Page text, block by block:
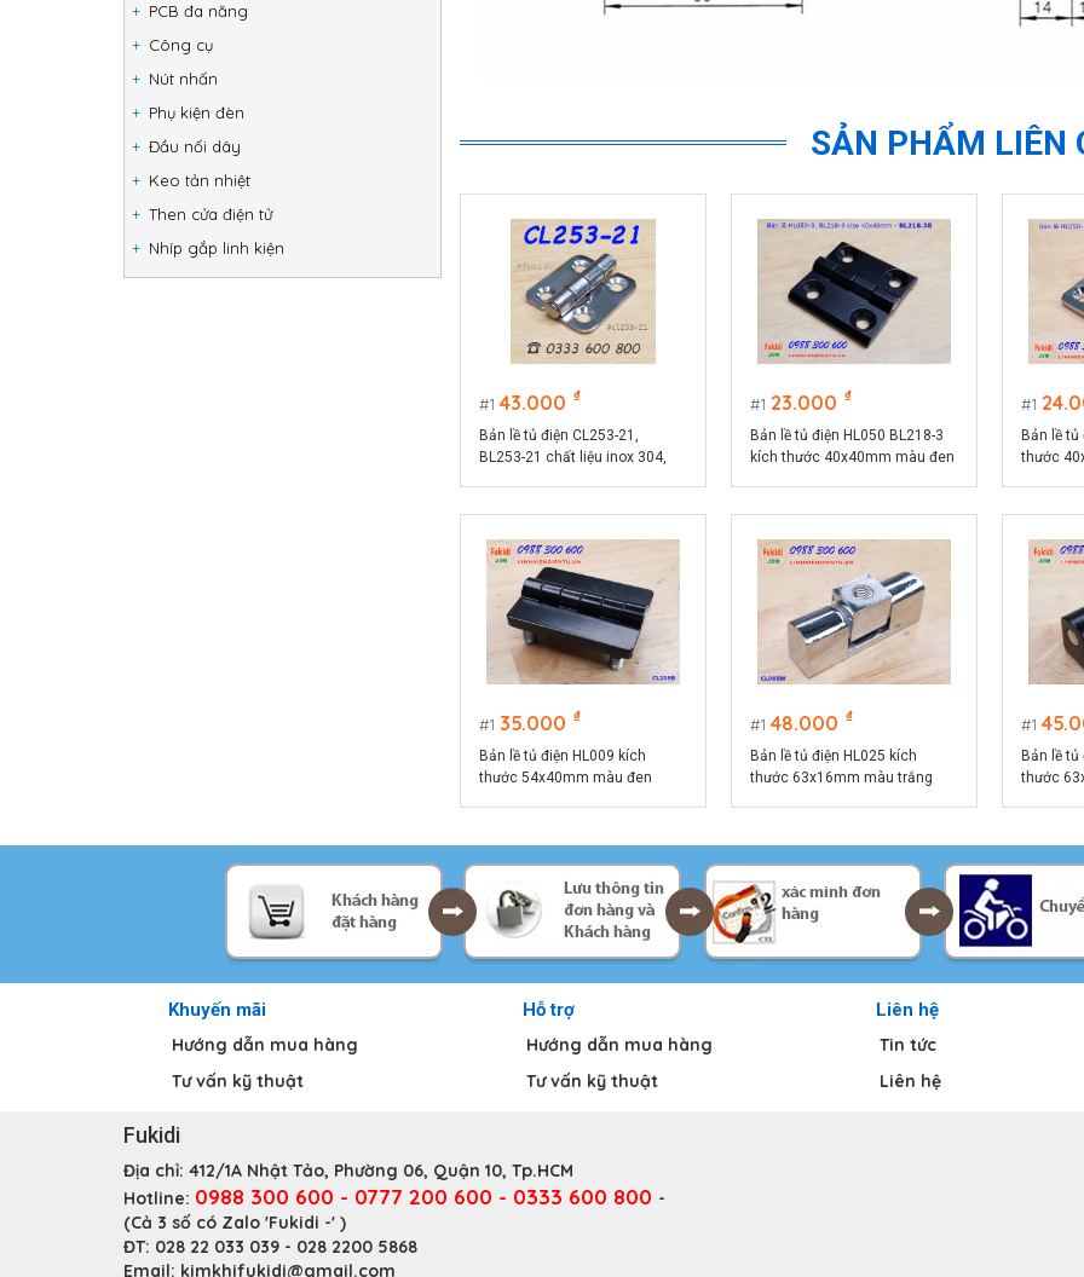
PCB đa năng
Công cụ
Nút nhấn
Phụ kiện đèn
Đầu nối dây
Keo tản nhiệt
Then cửa điện tử
Nhíp gắp linh kiện
SẢN PHẨM LIÊN
1 43.000 ₫
Bản lề tủ điện CL253-21,
BL253-21 chất liệu inox 304,
1 23.000 ₫
Bản lề tủ điện HL050 BL218-3
kích thước 40x40mm màu đen
1
Bản lề tủ
thước
1 35.000 ₫
Bản lề tủ điện HL009 kích
thước 54x40mm màu đen
1 48.000 ₫
Bản lề tủ điện HL025 kích
thước 63x16mm màu trắng
1
Bản lề tủ
thước
Khuyến mãi
Hướng dẫn mua hàng
Tư vấn kỹ thuật
Hỗ trợ
Hướng dẫn mua hàng
Tư vấn kỹ thuật
Liên hệ
Tin tức
Liên hệ
Fukidi
Địa chỉ: 412/1A Nhật Tảo, Phường 06, Quận 10, Tp.HCM
Hotline: 0988 300 600 - 0777 200 600 - 0333 600 800 -
(Cả 3 số có Zalo 'Fukidi -' )
ĐT: 028 22 033 039 - 028 2200 5868
Email: kimkhifukidi@gmail.com